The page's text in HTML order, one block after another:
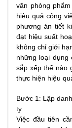
văn phòng
hiệu quả công
phương án tiết
đạt hiệu suất
không chỉ giới
những loại
sắp xếp thế nào
thực hiện hiệu
Bước 1: Lập
ty
Việc đầu tiên